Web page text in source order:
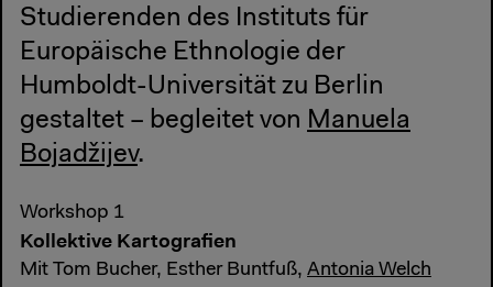
Studierenden des Instituts für
Europäische Ethnologie der
Humboldt-Universität zu Berlin
gestaltet – begleitet von Manuela
Bojadžijev.
Workshop 1
Kollektive Kartografien
Mit Tom Bucher, Esther Buntfuß, Antonia Welch